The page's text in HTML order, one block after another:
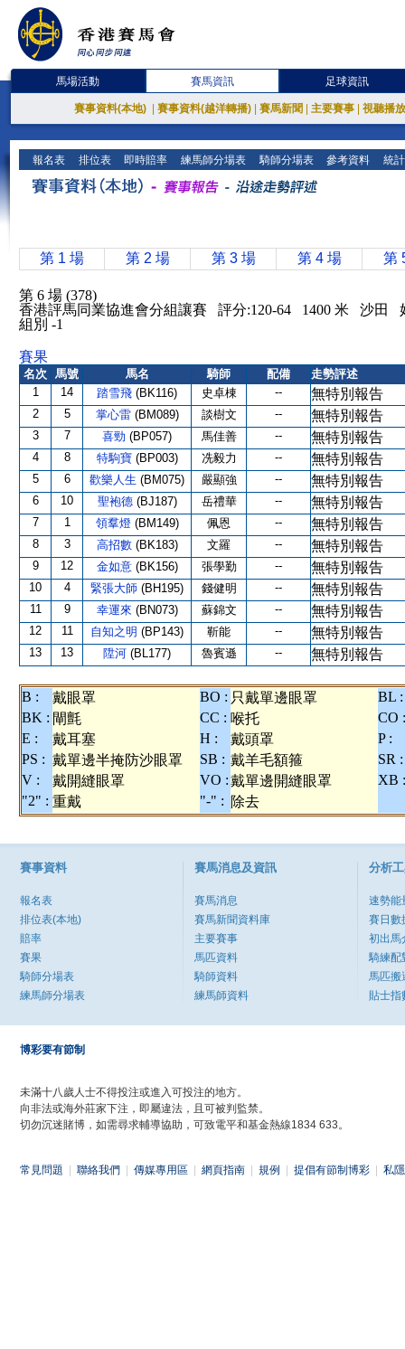
馬場活動 賽馬資訊 足球資訊
賽事資料(本地) 賽事資料(越洋轉播) 賽馬新聞 主要賽事 視聽播
報名表 排位表 即時賠率 練馬師分場表 騎師分場表 參考資料 統
第 1 場 第 2 場 第 3 場 第 4 場 第
第 6 場 (378)
香港評馬同業協進會分組讓賽 評分:120-64 1400 米 沙田
組別 -1
賽果
名次 馬號 馬名 騎師 配備
走勢評述
1
14 踏雪飛 (BK116) 史卓棟 -- 無特別報告
2 5 掌心雷 (BM089) 談樹文 -- 無特別報告
3 7 喜勁 (BP057) 馬佳善 -- 無特別報告
4 8 特駒寶 (BP003) 冼毅力 -- 無特別報告
5 6 歡樂人生 (BM075) 嚴顯強 -- 無特別報告
6 10 聖袍德 (BJ187) 岳禮華 -- 無特別報告
7 1 領羣燈 (BM149) 佩恩 -- 無特別報告
8 3 高招數 (BK183) 文羅 -- 無特別報告
9 12 金如意 (BK156) 張學勤 -- 無特別報告
10 4 緊張大師 (BH195) 錢健明 -- 無特別報告
11 9 幸運來 (BN073) 蘇錦文 -- 無特別報告
12 11 自知之明 (BP143) 靳能 -- 無特別報告
13 13 陞河 (BL177) 魯賓遜 -- 無特別報告
B : 戴眼罩 BO : 只戴單邊眼罩
BL :
BK : 閘氈 CC : 喉托
CO :
E :
戴耳塞 H : 戴頭罩
P :
PS : 戴單邊半掩防沙眼罩 SB : 戴羊毛額箍
SR :
V :
戴開縫眼罩 VO :戴單邊開縫眼罩
XB :
"2" : 重戴 "-" : 除去
賽事資料
報名表
排位表(本地)
賠率
賽果
騎師分場表
練馬師分場表
賽馬消息及資訊
賽馬消息
賽馬新聞資料庫
主要賽事
馬匹資料
騎師資料
練馬師資料
分析
速勢能
賽日數
初出馬
騎練配
馬匹搬
貼士指
博彩要有節制
未滿十八歲人士不得投注或進入可投注的地方。
向非法或海外莊家下注，即屬違法，且可被判監禁。
切勿沉迷賭博，如需尋求輔導協助，可致電平和基金熱線1834 633。
常見問題 聯絡我們 傳媒專用區 網頁指南 規例 提倡有節制博彩 私